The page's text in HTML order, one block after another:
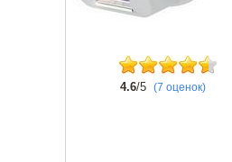
4.6/5 (7 оценок)